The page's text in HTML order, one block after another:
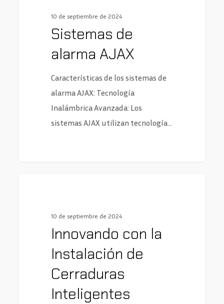
10 de septiembre de 2024
Sistemas de
alarma AJAX
Características de los sistemas de
alarma AJAX: Tecnología
Inalámbrica Avanzada: Los
sistemas AJAX utilizan tecnología…
10 de septiembre de 2024
Innovando con la
Instalación de
Cerraduras
Inteligentes